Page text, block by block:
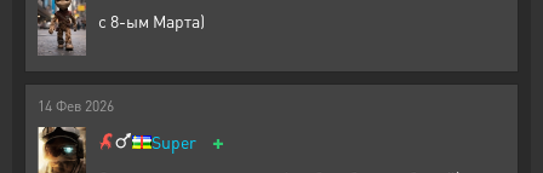
с 8-ым Марта)
14 Фев 2026
Super +